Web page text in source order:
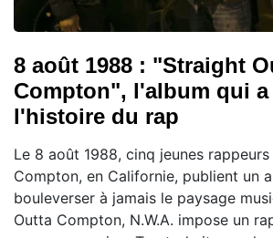
8 août 1988 : "Straight
Compton", l'album qui a
l'histoire du rap
Le 8 août 1988, cinq jeunes
Compton, en Californie, publient un
bouleverser à jamais le paysage
Outta Compton, N.W.A. impose un